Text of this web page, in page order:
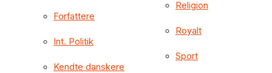
Forfattere
Int. Politik
Kendte danskere
Religion
Royalt
Sport